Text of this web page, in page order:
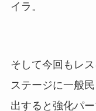
イラ。
そして今回もレ
ステージに一般
出すると強化パ